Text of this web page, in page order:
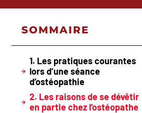
SOMMAIRE
1. Les pratiques courantes
lors d’une séance
d’ostéopathie
2. Les raisons de se dévêtir
en partie chez l’ostéopathe